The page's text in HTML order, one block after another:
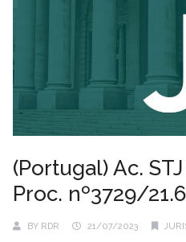
(Portugal) Ac.
Proc. nº3729/
BY RDR 21/07/2023